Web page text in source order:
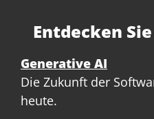
Entdecken
Generative AI
Die Zukunft der
heute.